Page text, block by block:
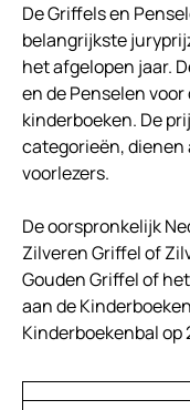
De Griffels en
belangrijkste
het afgelopen jaar.
en de Penselen
kinderboeken. De
categorieën, dienen
voorlezers.
De oorspronkelijk
Zilveren Griffel of
Gouden Griffel of
aan de
Kinderboekenbal op